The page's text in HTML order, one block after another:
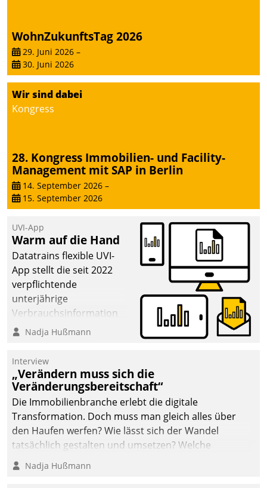
WohnZukunftsTag 2026
29. Juni 2026 –
30. Juni 2026
Wir sind dabei
Kongress
28. Kongress Immobilien- und Facility-
Management mit SAP in Berlin
14. September 2026 –
15. September 2026
UVI-App
Warm auf die Hand
Datatrains flexible UVI-
App stellt die seit 2022
verpflichtende
unterjährige
Verbrauchsinformation
schnell, zuverlässig und
Die monatlichen
Mitteilungen zum
Heizungs- und
Wasserverbrauch gehen
automatisiert, vollständig
und auf Wunsch über
mehrere zuvor
Kommunikationswege bei
Nadja Hußmann
Interview
„Verändern muss sich die
Veränderungsbereitschaft“
Die Immobilienbranche erlebt die digitale
Transformation. Doch muss man gleich alles über
den Haufen werfen? Wie lässt sich der Wandel
tatsächlich gestalten und umsetzen? Welche
Argumente zählen wirklich?
Nadja Hußmann